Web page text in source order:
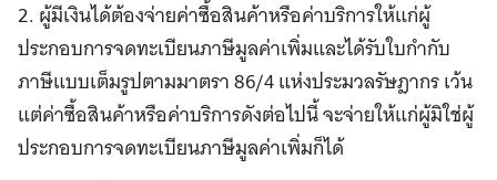
2. ผู้มีเงินได้ต้องจ่ายค่าซื้อสินค้าหรือค่าบริการให้แก่ผู้
ประกอบการจดทะเบียนภาษีมูลค่าเพิ่มและได้รับใบกำกับ
ภาษีแบบเต็มรูปตามมาตรา 86/4 แห่งประมวลรัษฎากร เว้น
แต่ค่าซื้อสินค้าหรือค่าบริการดังต่อไปนี้ จะจ่ายให้แก่ผู้มิใช่ผู้
ประกอบการจดทะเบียนภาษีมูลค่าเพิ่มก็ได้